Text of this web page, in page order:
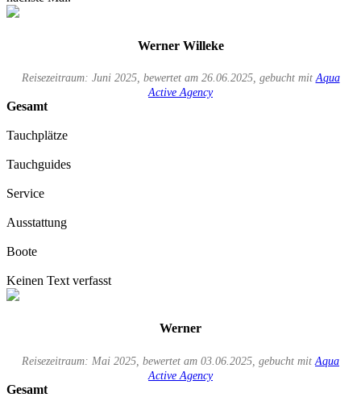
Werner Willeke
Reisezeitraum: Juni 2025, bewertet am 26.06.2025, gebucht mit Aqua
Active Agency
Gesamt
Tauchplätze
Tauchguides
Service
Ausstattung
Boote
Keinen Text verfasst
Werner
Reisezeitraum: Mai 2025, bewertet am 03.06.2025, gebucht mit Aqua
Active Agency
Gesamt